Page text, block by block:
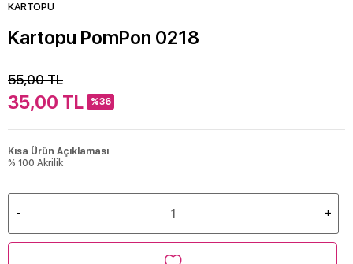
KARTOPU
Kartopu PomPon 0218
55,00TL
35,00 TL %36
Kısa Ürün Açıklaması
% 100 Akrilik